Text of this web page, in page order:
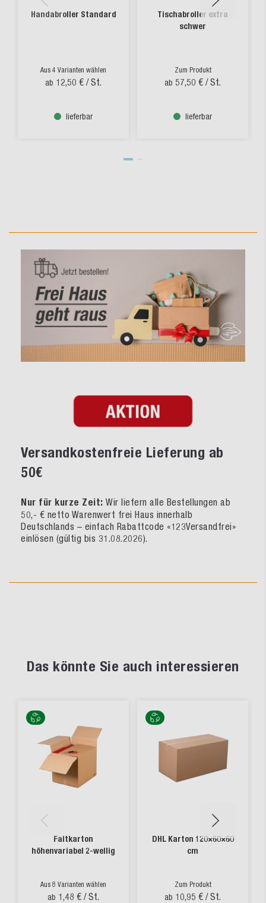
Handabroller Standard
Aus 4 Varianten wählen
ab 12,50 € / St.
lieferbar
Tischabroller extra
schwer
Zum Produkt
ab 57,50 € / St.
lieferbar
Versandkostenfreie Lieferung ab
50€
Nur für kurze Zeit: Wir liefern alle Bestellungen ab
50,- € netto Warenwert frei Haus innerhalb
Deutschlands – einfach Rabattcode «123Versandfrei»
einlösen (gültig bis 31.08.2026).
Das könnte Sie auch interessieren
Faltkarton
höhenvariabel 2-wellig
Aus 8 Varianten wählen
ab 1,48 € / St.
DHL Karton 120×60×60
cm
Zum Produkt
ab 10,95 € / St.